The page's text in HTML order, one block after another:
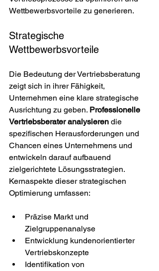
Wettbewerbsvorteile zu generieren.
Strategische
Wettbewerbsvorteile
Die Bedeutung der Vertriebsberatung
zeigt sich in ihrer Fähigkeit,
Unternehmen eine klare strategische
Ausrichtung zu geben. Professionelle
Vertriebsberater analysieren die
spezifischen Herausforderungen und
Chancen eines Unternehmens und
entwickeln darauf aufbauend
zielgerichtete Lösungsstrategien.
Kernaspekte dieser strategischen
Optimierung umfassen:
Präzise Markt und
Zielgruppenanalyse
Entwicklung kundenorientierter
Vertriebskonzepte
Identifikation von